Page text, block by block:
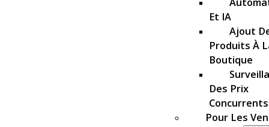
Et IA
Ajout
Produits À
Boutique
Des Prix
Concurrents
Pour Les